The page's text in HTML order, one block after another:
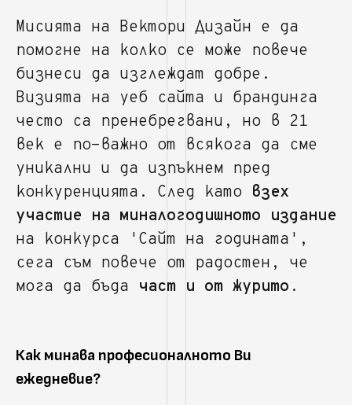
Мисията на Вектори Дизайн е да
помогне на колко се може повече
бизнеси да изглеждат добре.
Визията на уеб сайта и брандинга
често са пренебрегвани, но в 21
век е по-важно от всякога да сме
уникални и да изпъкнем пред
конкуренцията. След като взех
участие на миналогодишното издание
на конкурса 'Сайт на годината',
сега съм повече от радостен, че
мога да бъда част и от журито .
Как минава професионалното Ви
ежедневие?